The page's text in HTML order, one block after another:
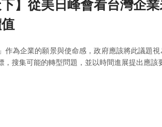
下】從美日峰會看台灣企
作為企業的願景與使命感，政府應該將此議題
搜集可能的轉型問題，並以時間進展提出應該